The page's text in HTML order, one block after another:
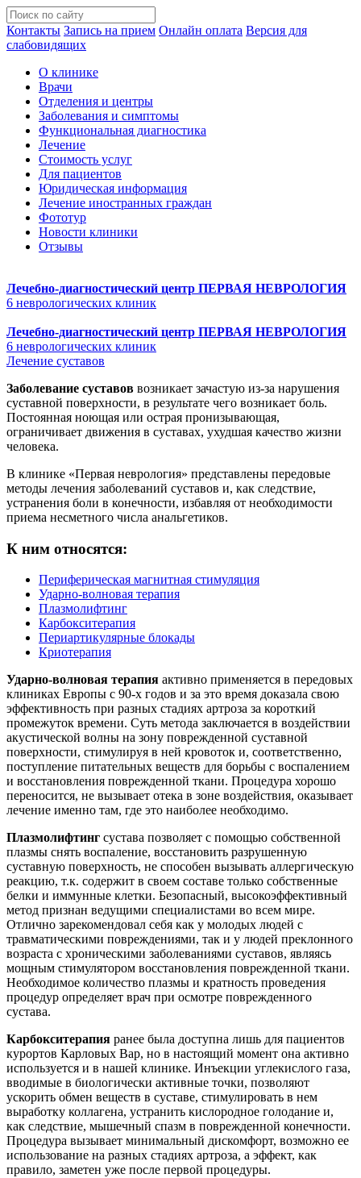
Контакты Запись на прием Онлайн оплата Версия для
слабовидящих
О клинике
Врачи
Отделения и центры
Заболевания и симптомы
Функциональная диагностика
Лечение
Стоимость услуг
Для пациентов
Юридическая информация
Лечение иностранных граждан
Фототур
Новости клиники
Отзывы
Лечебно-диагностический центр ПЕРВАЯ НЕВРОЛОГИЯ
6 неврологических клиник
Лечебно-диагностический центр ПЕРВАЯ НЕВРОЛОГИЯ
6 неврологических клиник
Лечение суставов
Заболевание суставов возникает зачастую из-за нарушения
суставной поверхности, в результате чего возникает боль.
Постоянная ноющая или острая пронизывающая,
ограничивает движения в суставах, ухудшая качество жизни
человека.
В клинике «Первая неврология» представлены передовые
методы лечения заболеваний суставов и, как следствие,
устранения боли в конечности, избавляя от необходимости
приема несметного числа анальгетиков.
К ним относятся:
Периферическая магнитная стимуляция
Ударно-волновая терапия
Плазмолифтинг
Карбокситерапия
Периартикулярные блокады
Криотерапия
Ударно-волновая терапия активно применяется в передовых
клиниках Европы с 90-х годов и за это время доказала свою
эффективность при разных стадиях артроза за короткий
промежуток времени. Суть метода заключается в воздействии
акустической волны на зону поврежденной суставной
поверхности, стимулируя в ней кровоток и, соответственно,
поступление питательных веществ для борьбы с воспалением
и восстановления поврежденной ткани. Процедура хорошо
переносится, не вызывает отека в зоне воздействия, оказывает
лечение именно там, где это наиболее необходимо.
Плазмолифтинг сустава позволяет с помощью собственной
плазмы снять воспаление, восстановить разрушенную
суставную поверхность, не способен вызывать аллергическую
реакцию, т.к. содержит в своем составе только собственные
белки и иммунные клетки. Безопасный, высокоэффективный
метод признан ведущими специалистами во всем мире.
Отлично зарекомендовал себя как у молодых людей с
травматическими повреждениями, так и у людей преклонного
возраста с хроническими заболеваниями суставов, являясь
мощным стимулятором восстановления поврежденной ткани.
Необходимое количество плазмы и кратность проведения
процедур определяет врач при осмотре поврежденного
сустава.
Карбокситерапия ранее была доступна лишь для пациентов
курортов Карловых Вар, но в настоящий момент она активно
используется и в нашей клинике. Инъекции углекислого газа,
вводимые в биологически активные точки, позволяют
ускорить обмен веществ в суставе, стимулировать в нем
выработку коллагена, устранить кислородное голодание и,
как следствие, мышечный спазм в поврежденной конечности.
Процедура вызывает минимальный дискомфорт, возможно ее
использование на разных стадиях артроза, а эффект, как
правило, заметен уже после первой процедуры.